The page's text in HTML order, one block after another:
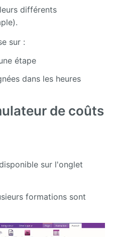
différents
sur :
étape
dans les heures
de coûts
sur l'onglet
formations sont